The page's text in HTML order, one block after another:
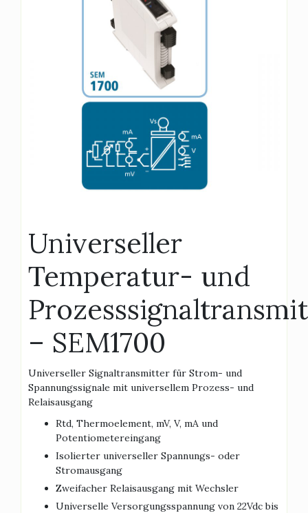
Universeller
Temperatur- und
– SEM1700
Universeller Signaltransmitter für Strom- und
Spannungssignale mit universellem Prozess- und
Relaisausgang
Rtd, Thermoelement, mV, V, mA und
Potentiometereingang
Isolierter universeller Spannungs- oder
Stromausgang
Zweifacher Relaisausgang mit Wechsler
Universelle Versorgungsspannung von 22Vdc bis